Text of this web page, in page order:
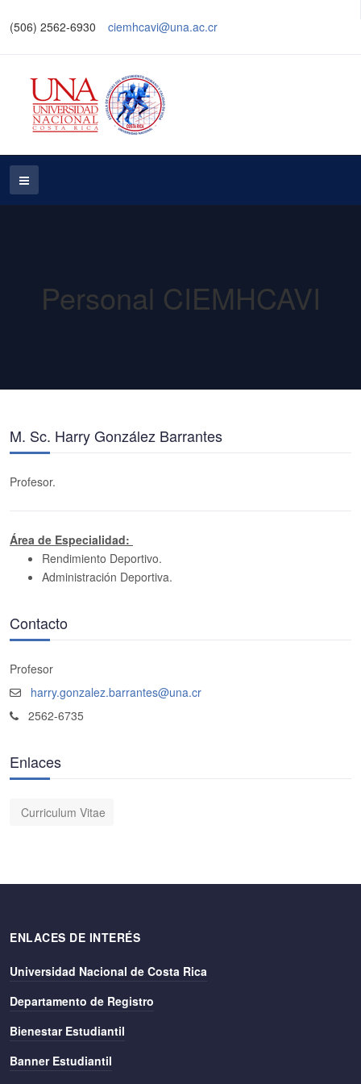
(506) 2562-6930 ciemhcavi@una.ac.cr
Personal CIEMHCAVI
M. Sc. Harry González Barrantes
Profesor.
Área de Especialidad:
Rendimiento Deportivo.
Administración Deportiva.
Contacto
Profesor
harry.gonzalez.barrantes@una.cr
2562-6735
Enlaces
Curriculum Vitae
ENLACES DE INTERÉS
Universidad Nacional de Costa Rica
Departamento de Registro
Bienestar Estudiantil
Banner Estudiantil